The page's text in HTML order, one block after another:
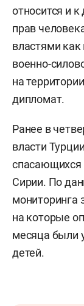
относится и
прав
властями как
военно-
на
дипломат.
Ранее в
власти
спасающихся
Сирии. По
мониторинга
на которые
месяца были
детей.